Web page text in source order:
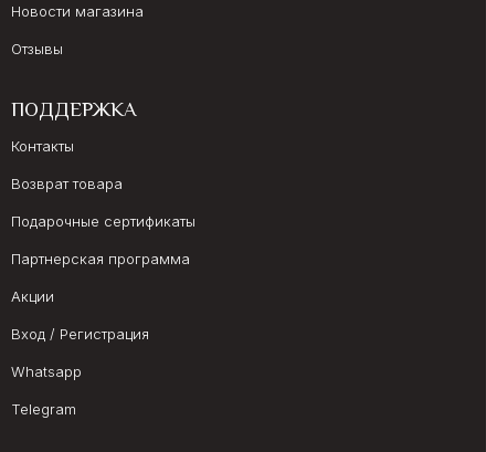
Новости магазина
Отзывы
ПОДДЕРЖКА
Контакты
Возврат товара
Подарочные сертификаты
Партнерская программа
Акции
Вход / Регистрация
Whatsapp
Telegram